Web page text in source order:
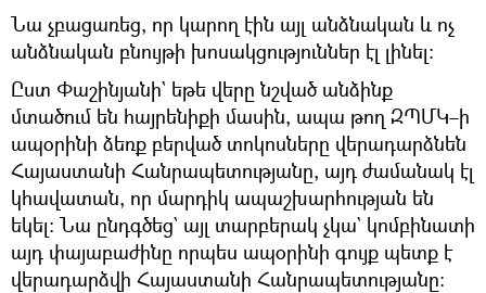
Նա չբացառեց, որ կարող էին այլ անձնական և ոչ
անձնական բնույթի խոսակցություններ էլ լինել։
Ըստ Փաշինյանի` եթե վերը նշված անձինք
մտածում են հայրենիքի մասին, ապա թող ԶՊՄԿ–ի
ապօրինի ձեռք բերված տոկոսները վերադարձնեն
Հայաստանի Հանրապետությանը, այդ ժամանակ էլ
կհավատան, որ մարդիկ ապաշխարհության են
եկել։ Նա ընդգծեց` այլ տարբերակ չկա` կոմբինատի
այդ փայաբաժինը որպես ապօրինի գույք պետք է
վերադարձվի Հայաստանի Հանրապետությանը։